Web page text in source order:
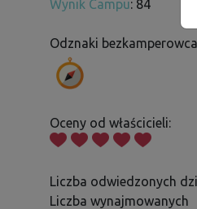
Wynik Campu: 84
Odznaki
Oceny od właścicieli:
Liczba odwiedzonych
Liczba wynajmowanych